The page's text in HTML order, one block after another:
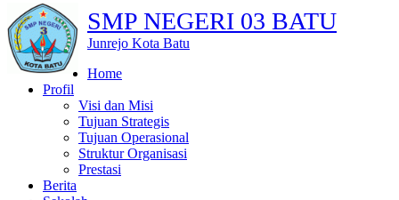
SMP NEGERI 03 BATU
Junrejo Kota Batu
Home
Profil
Visi dan Misi
Tujuan Strategis
Tujuan Operasional
Struktur Organisasi
Prestasi
Berita